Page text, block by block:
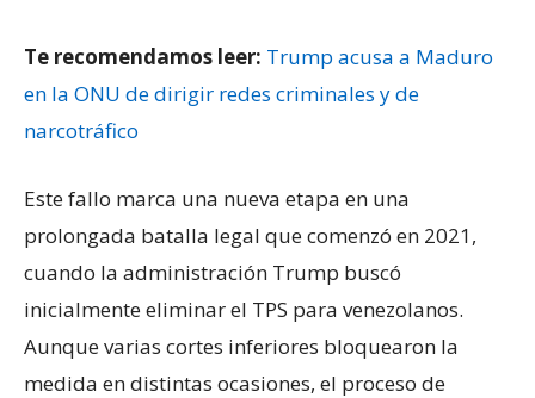
Te recomendamos leer: Trump acusa a Maduro
en la ONU de dirigir redes criminales y de
narcotráfico
Este fallo marca una nueva etapa en una
prolongada batalla legal que comenzó en 2021,
cuando la administración Trump buscó
inicialmente eliminar el TPS para venezolanos.
Aunque varias cortes inferiores bloquearon la
medida en distintas ocasiones, el proceso de